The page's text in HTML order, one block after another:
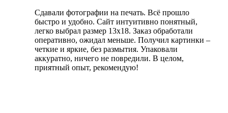
Сдавали фотографии на печать. Всё прошло
быстро и удобно. Сайт интуитивно понятный,
легко выбрал размер 13х18. Заказ обработали
оперативно, ожидал меньше. Получил картинки –
четкие и яркие, без размытия. Упаковали
аккуратно, ничего не повредили. В целом,
приятный опыт, рекомендую!